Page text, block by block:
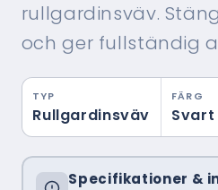
skillnaden i verkligheten
beroende på säsong
beställ gärna i god tid.
rullgardinsväv.
och ger fullständig
TYP
Rullgardinsväv
FÄRG
Svart
Specifikationer &